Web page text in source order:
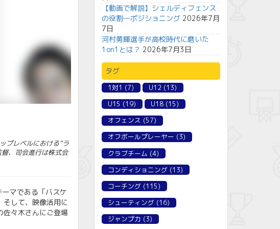
プレベルにおける“ラ
、司会進行は株式会
マである「バスケ
そして、映像活用に
佐々木さんにご登場
【動画で解説】シェルディフェンス
の役割―ポジショニング 2026年7月
7日
河村勇輝選手が高校時代に磨いた
1on1とは？ 2026年7月3日
タグ
1対1 (7) U12 (13)
U15 (19) U18 (15)
オフェンス (57)
オフボールプレーヤー (3)
クラブチーム (4)
コンディショニング (13)
コーチング (115)
シューティング (16)
ジャンプ力 (3)